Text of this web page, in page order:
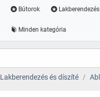
Bútorok
Minden kategória
Lakberendezés és díszíté